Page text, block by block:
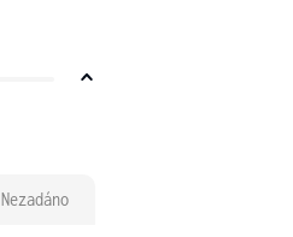
Nezadáno